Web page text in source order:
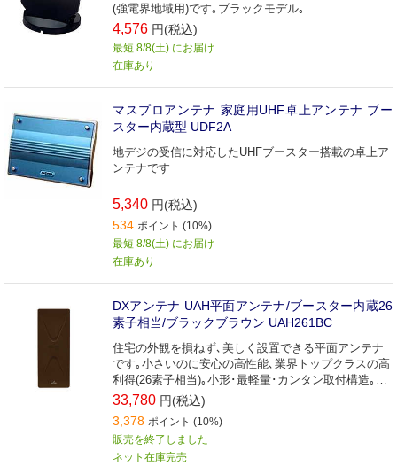
(強電界地域用)です｡ブラックモデル｡
4,576 円(税込)
最短 8/8(土) にお届け
在庫あり
マスプロアンテナ 家庭用UHF卓上アンテナ ブー
スター内蔵型 UDF2A
地デジの受信に対応したUHFブースター搭載の卓上ア
ンテナです
5,340 円(税込)
534 ポイント (10%)
最短 8/8(土) にお届け
在庫あり
DXアンテナ UAH平面アンテナ/ブースター内蔵26
素子相当/ブラックブラウン UAH261BC
住宅の外観を損ねず､美しく設置できる平面アンテナ
です｡小さいのに安心の高性能､業界トップクラスの高
利得(26素子相当)｡小形･最軽量･カンタン取付構造｡業
界初の背面ブースター取付構造で見た目もスッキリ｡
本体色 ブラックブラウン｡ブースター内蔵形､中･弱電
界用｡
33,780 円(税込)
3,378 ポイント (10%)
販売を終了しました
ネット在庫完売